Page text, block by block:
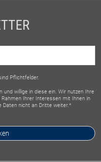
Pflichtfelder.
und willige in diese ein. Wir nutzen Ihre
Ihrer Interessen mit Ihnen in
Daten nicht an Dritte weiter.*